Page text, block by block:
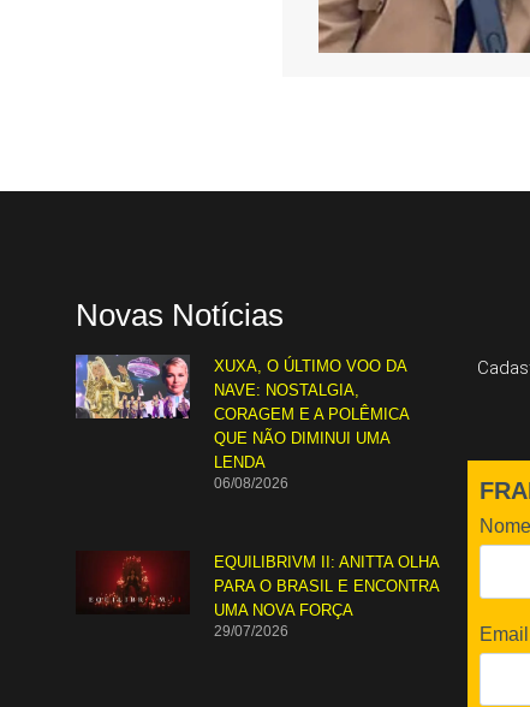
Novas Notícias
XUXA, O ÚLTIMO VOO DA
NAVE: NOSTALGIA,
CORAGEM E A POLÊMICA
QUE NÃO DIMINUI UMA
LENDA
06/08/2026
EQUILIBRIVM II: ANITTA OLHA
PARA O BRASIL E ENCONTRA
UMA NOVA FORÇA
29/07/2026
Nome
Email